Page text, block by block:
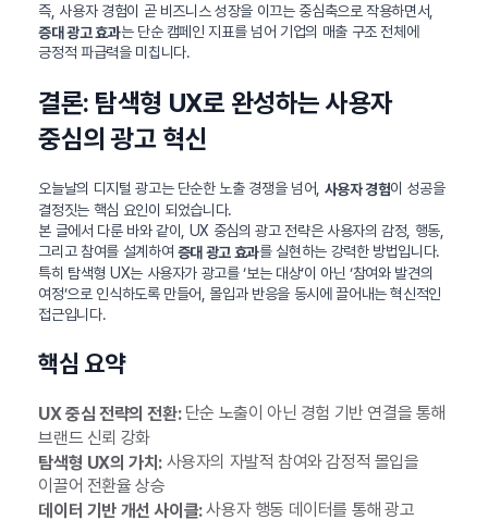
즉, 사용자 경험이 곧 비즈니스 성장을 이끄는 중심축으로 작용하면서,
증대 광고 효과는 단순 캠페인 지표를 넘어 기업의 매출 구조 전체에
긍정적 파급력을 미칩니다.
결론: 탐색형 UX로 완성하는 사용자
중심의 광고 혁신
오늘날의 디지털 광고는 단순한 노출 경쟁을 넘어, 사용자 경험이 성공을
결정짓는 핵심 요인이 되었습니다.
본 글에서 다룬 바와 같이, UX 중심의 광고 전략은 사용자의 감정, 행동,
그리고 참여를 설계하여 증대 광고 효과를 실현하는 강력한 방법입니다.
특히 탐색형 UX는 사용자가 광고를 ‘보는 대상’이 아닌 ‘참여와 발견의
여정’으로 인식하도록 만들어, 몰입과 반응을 동시에 끌어내는 혁신적인
접근입니다.
핵심 요약
UX 중심 전략의 전환:단순 노출이 아닌 경험 기반 연결을 통해
브랜드 신뢰 강화
탐색형 UX의 가치:사용자의 자발적 참여와 감정적 몰입을
이끌어 전환율 상승
데이터 기반 개선 사이클:사용자 행동 데이터를 통해 광고